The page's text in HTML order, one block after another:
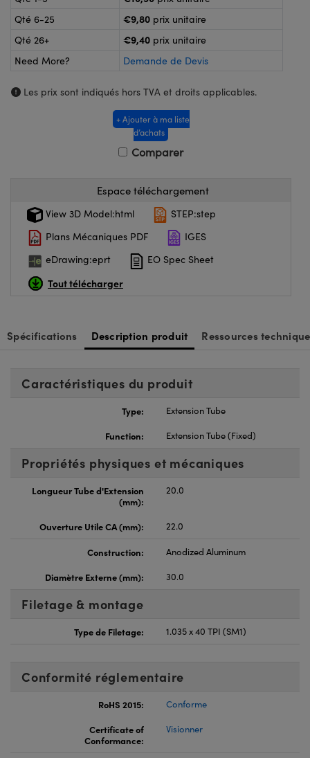
ou Coupleurs
de Poche ou à Mesure Directe
pour Caméras
Optiques Lightpath
Labs™
Optiques de SCHOTT
Qté 6-25
€9,80 prix unitaire
Qté 26+
€9,40 prix unitaire
Need More?
Demande de Devis
Les prix sont indiqués hors TVA et droits applicables.
+ Ajouter à ma liste
d’achats
Comparer
Espace téléchargement
View 3D Model:html
STEP:step
Plans Mécaniques PDF
IGES
eDrawing:eprt
EO Spec Sheet
Tout télécharger
Spécifications Description produit Ressources
Caractéristiques du produit
Type:
Extension Tube
Function:
Extension Tube (Fixed)
Propriétés physiques et mécaniques
Longueur Tube d'Extension
(mm):
20.0
Ouverture Utile CA (mm): 22.0
Construction:
Anodized Aluminum
Diamètre Externe (mm):
30.0
Filetage & montage
Type de Filetage: 1.035 x 40 TPI (SM1)
Conformité réglementaire
RoHS 2015:
Conforme
Certificate of
Conformance:
Visionner